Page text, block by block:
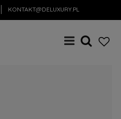
KONTAKT@DELUXURY.PL